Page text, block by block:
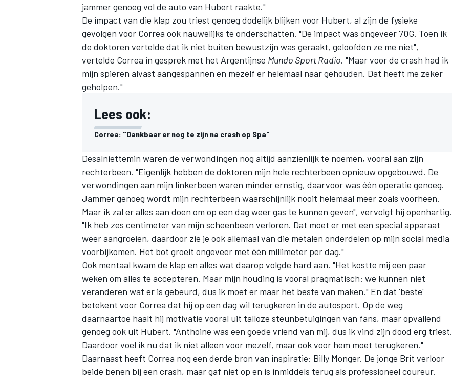
jammer genoeg vol de auto van Hubert raakte."
De impact van die klap zou triest genoeg dodelijk blijken voor Hubert, al zijn de fysieke
gevolgen voor Correa ook nauwelijks te onderschatten. "De impact was ongeveer 70G. Toen ik
de doktoren vertelde dat ik niet buiten bewustzijn was geraakt, geloofden ze me niet",
vertelde Correa in gesprek met het Argentijnse Mundo Sport Radio. "Maar voor de crash had ik
mijn spieren alvast aangespannen en mezelf er helemaal naar gehouden. Dat heeft me zeker
geholpen."
Lees ook:
Correa: "Dankbaar er nog te zijn na crash op Spa"
Desalniettemin waren de verwondingen nog altijd aanzienlijk te noemen, vooral aan zijn
rechterbeen. "Eigenlijk hebben de doktoren mijn hele rechterbeen opnieuw opgebouwd. De
verwondingen aan mijn linkerbeen waren minder ernstig, daarvoor was één operatie genoeg.
Jammer genoeg wordt mijn rechterbeen waarschijnlijk nooit helemaal meer zoals voorheen.
Maar ik zal er alles aan doen om op een dag weer gas te kunnen geven", vervolgt hij openhartig.
"Ik heb zes centimeter van mijn scheenbeen verloren. Dat moet er met een special apparaat
weer aangroeien, daardoor zie je ook allemaal van die metalen onderdelen op mijn social media
voorbijkomen. Het bot groeit ongeveer met één millimeter per dag."
Ook mentaal kwam de klap en alles wat daarop volgde hard aan. "Het kostte mij een paar
weken om alles te accepteren. Maar mijn houding is vooral pragmatisch: we kunnen niet
veranderen wat er is gebeurd, dus ik moet er maar het beste van maken." En dat 'beste'
betekent voor Correa dat hij op een dag wil terugkeren in de autosport. Op de weg
daarnaartoe haalt hij motivatie vooral uit talloze steunbetuigingen van fans, maar opvallend
genoeg ook uit Hubert. "Anthoine was een goede vriend van mij, dus ik vind zijn dood erg triest.
Daardoor voel ik nu dat ik niet alleen voor mezelf, maar ook voor hem moet terugkeren."
Daarnaast heeft Correa nog een derde bron van inspiratie: Billy Monger. De jonge Brit verloor
beide benen bij een crash, maar gaf niet op en is inmiddels terug als professioneel coureur.